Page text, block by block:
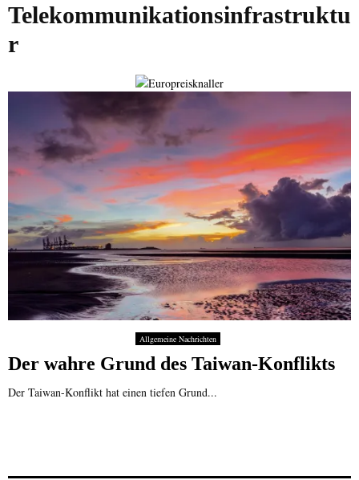
Telekommunikationsinfrastruktu
r
Allgemeine Nachrichten
Der wahre Grund des Taiwan-Konflikts
Der Taiwan-Konflikt hat einen tiefen Grund...